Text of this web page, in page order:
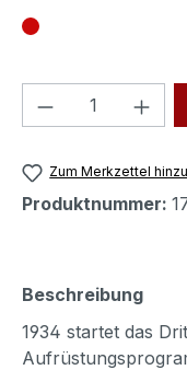
Produkt
Zum Merkzettel
Produktnummer:
Beschreibung
1934 startet das